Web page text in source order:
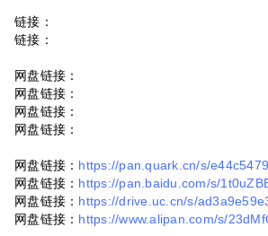
链接：
链接：
网盘链接：
网盘链接：
网盘链接：
网盘链接：
网盘链接： https://pan.quark.cn/s/
网盘链接： https://pan.baidu.com/s/
网盘链接： https://drive.uc.cn/s/
网盘链接： https://www.alipan.com/s/